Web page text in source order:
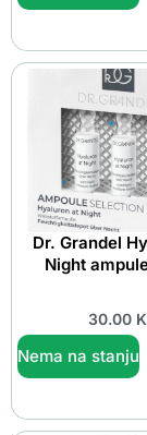
Dr. Grandel
Night
30.00
Nema na stanju